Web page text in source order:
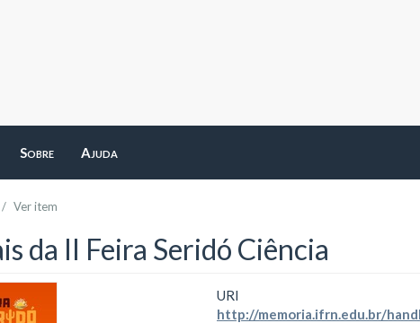
Sobre Ajuda
Ver item
da II Feira Seridó Ciência
URI
http://memoria.ifrn.edu.br/